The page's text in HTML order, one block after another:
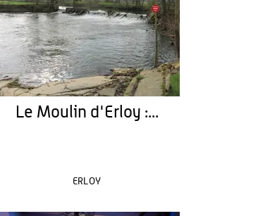
Le Moulin d'Erloy :...
ERLOY